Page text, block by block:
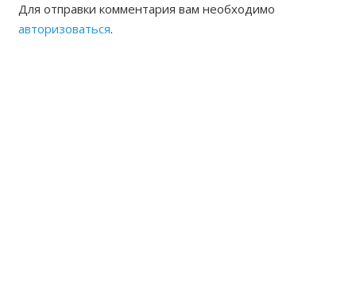
Для отправки комментария вам необходимо
авторизоваться.